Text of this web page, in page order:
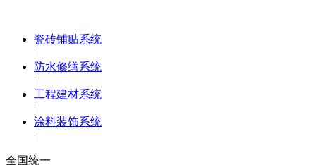
瓷砖铺贴系统
|
防水修缮系统
|
工程建材系统
|
涂料装饰系统
|
全国统一